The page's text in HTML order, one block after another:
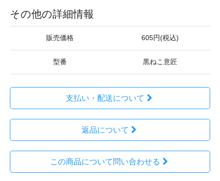
その他の詳細情報
販売価格 605円(税込)
型番 黒ねこ意匠
支払い・配送について
返品について
この商品について問い合わせる